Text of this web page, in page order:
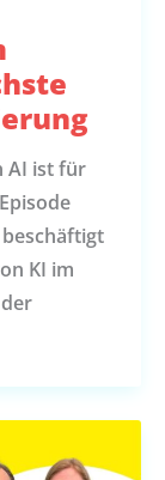
AI ist für
KI im